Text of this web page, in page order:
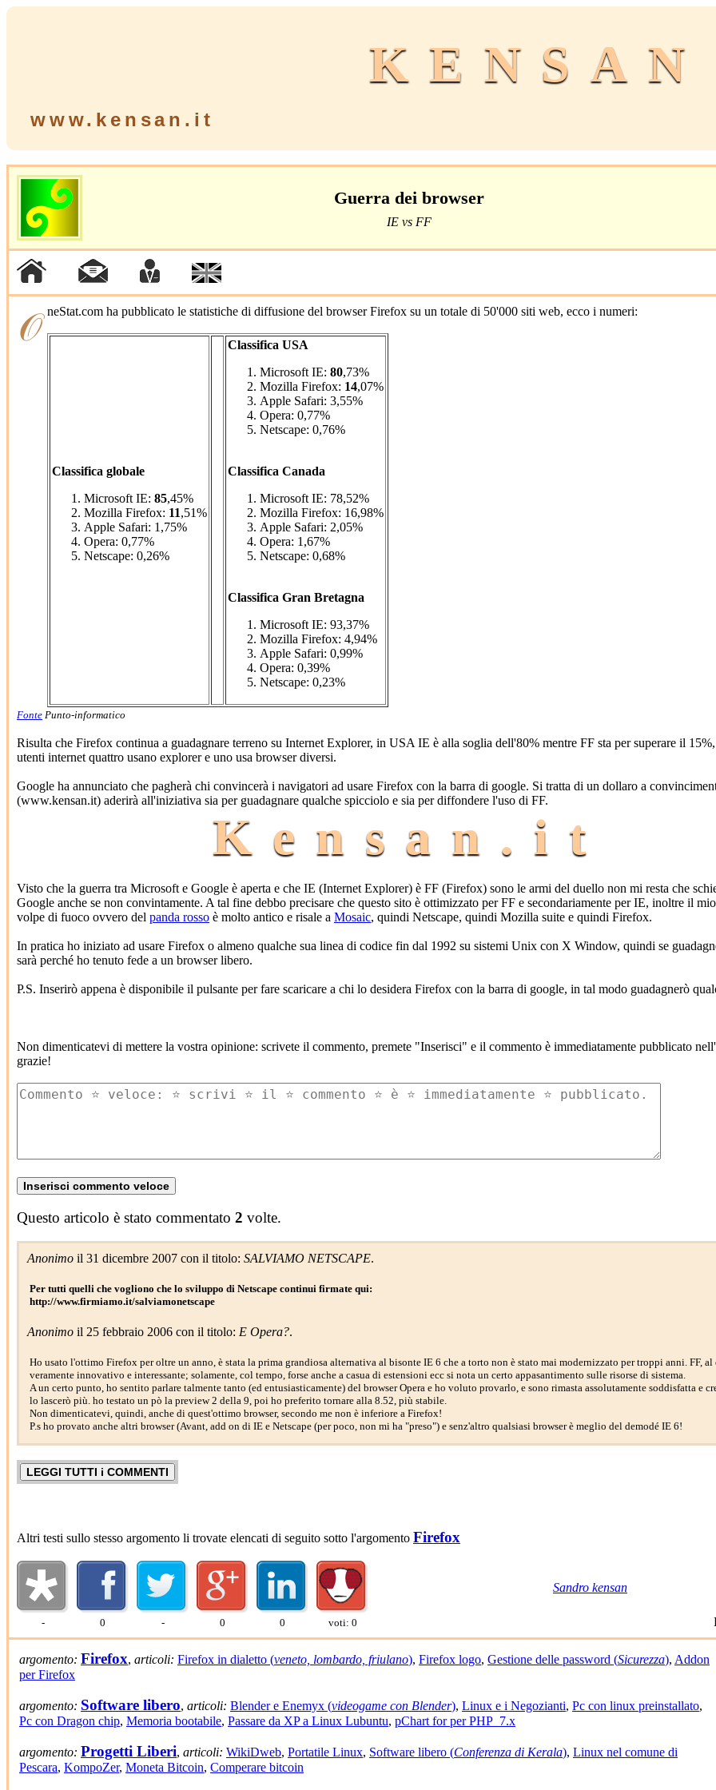
KENSAN
www.kensan.it
Guerra dei browser
IE vs FF
𝒪neStat.com ha pubblicato le statistiche di diffusione del browser Firefox su un totale di 50'000 siti web, ecco i numeri:
Classifica globale
Microsoft IE: 85,45%
Mozilla Firefox: 11,51%
Apple Safari: 1,75%
Opera: 0,77%
Netscape: 0,26%
Classifica USA
Microsoft IE: 80,73%
Mozilla Firefox: 14,07%
Apple Safari: 3,55%
Opera: 0,77%
Netscape: 0,76%
Classifica Canada
Microsoft IE: 78,52%
Mozilla Firefox: 16,98%
Apple Safari: 2,05%
Opera: 1,67%
Netscape: 0,68%
Classifica Gran Bretagna
Microsoft IE: 93,37%
Mozilla Firefox: 4,94%
Apple Safari: 0,99%
Opera: 0,39%
Netscape: 0,23%
Fonte Punto-informatico
Risulta che Firefox continua a guadagnare terreno su Internet Explorer, in USA IE è alla soglia dell'80% mentre FF sta per superare il
utenti internet quattro usano explorer e uno usa browser diversi.
Google ha annunciato che pagherà chi convincerà i navigatori ad usare Firefox con la barra di google. Si tratta di un dollaro a
(www.kensan.it) aderirà all'iniziativa sia per guadagnare qualche spicciolo e sia per diffondere l'uso di FF.
Kensan.it
Visto che la guerra tra Microsoft e Google è aperta e che IE (Internet Explorer) è FF (Firefox) sono le armi del duello non mi resta che
Google anche se non convintamente. A tal fine debbo precisare che questo sito è ottimizzato per FF e secondariamente per IE, inoltre il
volpe di fuoco ovvero del panda rosso è molto antico e risale a Mosaic, quindi Netscape, quindi Mozilla suite e quindi Firefox.
In pratica ho iniziato ad usare Firefox o almeno qualche sua linea di codice fin dal 1992 su sistemi Unix con X Window, quindi se
sarà perché ho tenuto fede a un browser libero.
P.S. Inserirò appena è disponibile il pulsante per fare scaricare a chi lo desidera Firefox con la barra di google, in tal modo guadagnerò
Non dimenticatevi di mettere la vostra opinione: scrivete il commento, premete "Inserisci" e il commento è immediatamente pubblicato
grazie!
Questo articolo è stato commentato 2 volte.
Anonimo il 31 dicembre 2007 con il titolo: SALVIAMO NETSCAPE.
Per tutti quelli che vogliono che lo sviluppo di Netscape continui firmate qui:
http://www.firmiamo.it/salviamonetscape
Anonimo il 25 febbraio 2006 con il titolo: E Opera?.
Ho usato l'ottimo Firefox per oltre un anno, è stata la prima grandiosa alternativa al bisonte IE 6 che a torto non è stato mai modernizzato per troppi anni. FF, al
veramente innovativo e interessante; solamente, col tempo, forse anche a casua di estensioni ecc si nota un certo appasantimento sulle risorse di sistema.
A un certo punto, ho sentito parlare talmente tanto (ed entusiasticamente) del browser Opera e ho voluto provarlo, e sono rimasta assolutamente soddisfatta e
lo lascerò più. ho testato un pò la preview 2 della 9, poi ho preferito tornare alla 8.52, più stabile.
Non dimenticatevi, quindi, anche di quest'ottimo browser, secondo me non è inferiore a Firefox!
P.s ho provato anche altri browser (Avant, add on di IE e Netscape (per poco, non mi ha "preso") e senz'altro qualsiasi browser è meglio del demodé IE 6!
Altri testi sullo stesso argomento li trovate elencati di seguito sotto l'argomento Firefox
- 0 - 0 0 voti: 0
Sandro kensan
argomento: Firefox, articoli: Firefox in dialetto (veneto, lombardo, friulano), Firefox logo, Gestione delle password (Sicurezza), Addon
per Firefox
argomento: Software libero, articoli: Blender e Enemyx (videogame con Blender), Linux e i Negozianti, Pc con linux preinstallato,
Pc con Dragon chip, Memoria bootabile, Passare da XP a Linux Lubuntu, pChart for per PHP_7.x
argomento: Progetti Liberi, articoli: WikiDweb, Portatile Linux, Software libero (Conferenza di Kerala), Linux nel comune di
Pescara, KompoZer, Moneta Bitcoin, Comperare bitcoin